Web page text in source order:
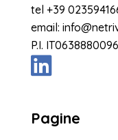
tel +39
email:
P.I.
Pagine